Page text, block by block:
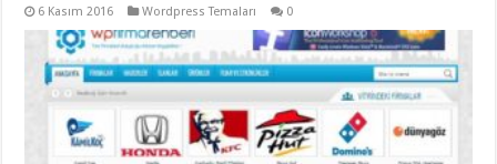
evden
taşımacılık,
taşımacılık,
6 Kasım 2016 Wordpress Temaları 0